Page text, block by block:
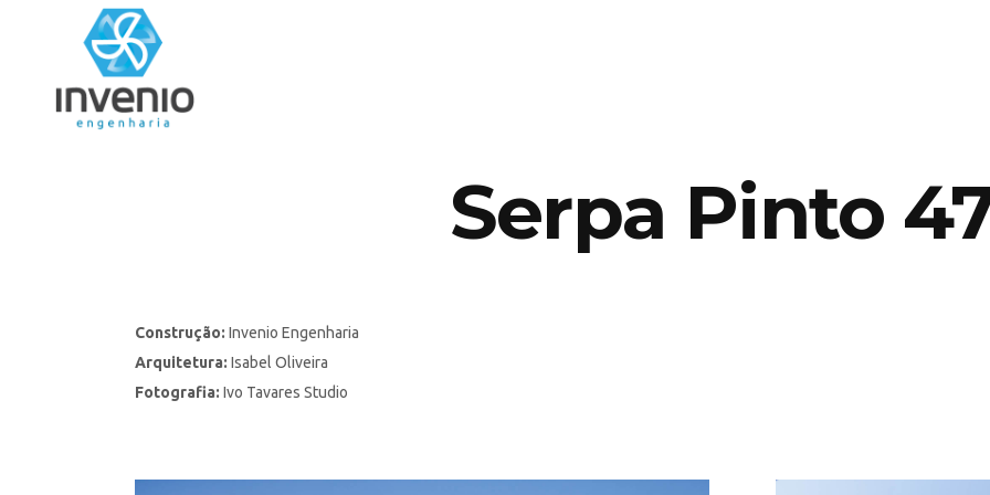
Serpa Pinto
Construção: Invenio Engenharia
Arquitetura: Isabel Oliveira
Fotografia: Ivo Tavares Studio